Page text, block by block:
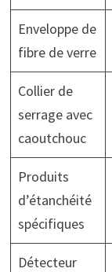
Enveloppe de
fibre de verre
Collier de
serrage avec
caoutchouc
Produits
d’étanchéité
spécifiques
Détecteur